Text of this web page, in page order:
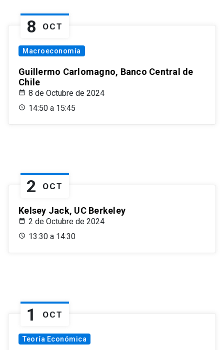
8 OCT
Macroeconomía
Guillermo Carlomagno, Banco Central de
Chile
8 de Octubre de 2024
14:50 a 15:45
2 OCT
Kelsey Jack, UC Berkeley
2 de Octubre de 2024
13:30 a 14:30
1 OCT
Teoría Económica